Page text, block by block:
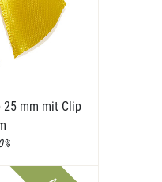
25 mm mit Clip